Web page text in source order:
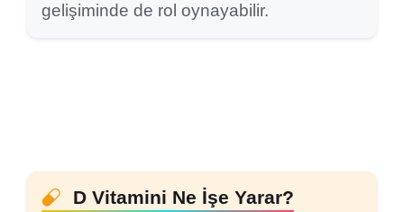
gelişiminde de rol oynayabilir.
D Vitamini Ne İşe Yarar?